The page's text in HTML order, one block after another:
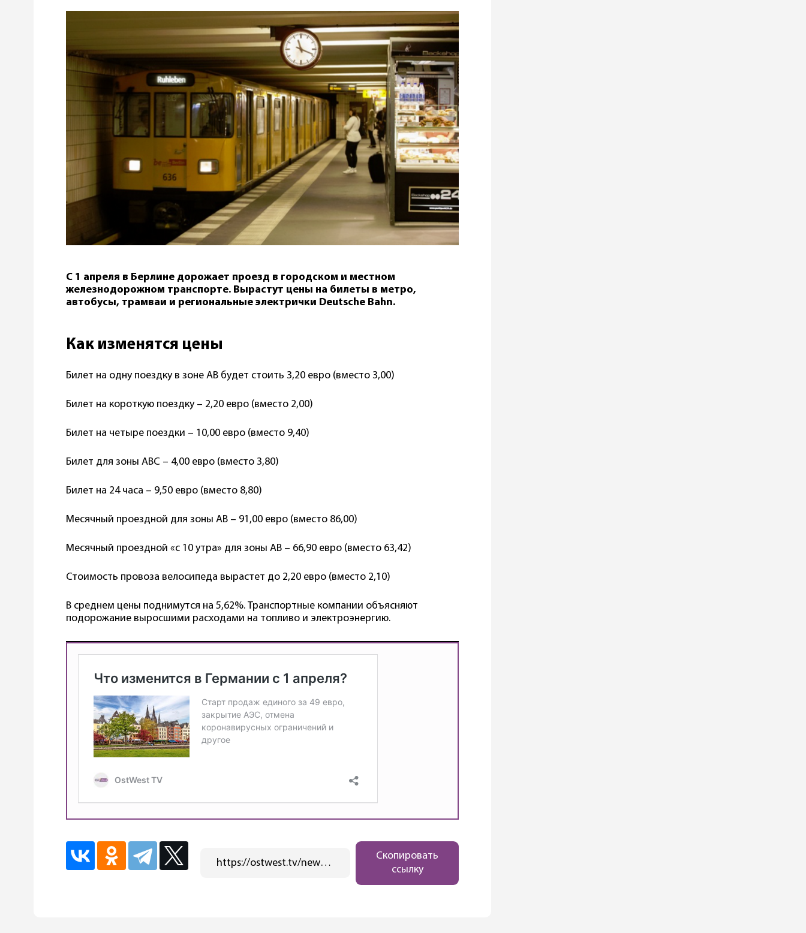
С 1 апреля в Берлине дорожает проезд в городском и местном
железнодорожном транспорте. Вырастут цены на билеты в метро,
автобусы, трамваи и региональные электрички Deutsche Bahn.
Как изменятся цены
Билет на одну поездку в зоне АВ будет стоить 3,20 евро (вместо 3,00)
Билет на короткую поездку – 2,20 евро (вместо 2,00)
Билет на четыре поездки – 10,00 евро (вместо 9,40)
Билет для зоны ABC – 4,00 евро (вместо 3,80)
Билет на 24 часа – 9,50 евро (вместо 8,80)
Месячный проездной для зоны АВ – 91,00 евро (вместо 86,00)
Месячный проездной «с 10 утра» для зоны АВ – 66,90 евро (вместо 63,42)
Стоимость провоза велосипеда вырастет до 2,20 евро (вместо 2,10)
В среднем цены поднимутся на 5,62%. Транспортные компании объясняют
подорожание выросшими расходами на топливо и электроэнергию.
https://ostwest.tv/news/kak-podorozhaet-proezd-v-berline-s-1-aprelya/
Скопировать
ссылку